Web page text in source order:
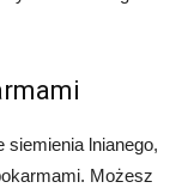
lnianego,
Możesz